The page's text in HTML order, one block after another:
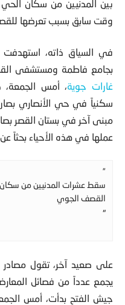
بين المدنيين من سكان
وقت سابق بسبب تعرضها
في السياق ذاته، استهدفت
بجامع فاطمة ومستشفى
غارات جوية، أمس الجمعة،
سكنياً في حي الأنصاري
مبنى آخر في بستان القصر
عملها في هذه الأحياء بحثاً
”
سقط عشرات المدنيين من سكان
القصف الجوي
“
على صعيد آخر، تقول
يجمع عدداً من فصائل
جيش الفتح بدأت، أمس